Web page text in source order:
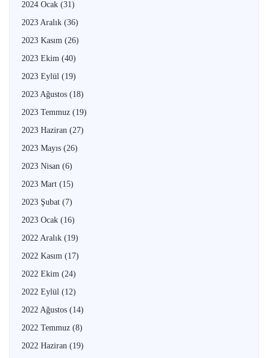
2024 Ocak (31)
2023 Aralık (36)
2023 Kasım (26)
2023 Ekim (40)
2023 Eylül (19)
2023 Ağustos (18)
2023 Temmuz (19)
2023 Haziran (27)
2023 Mayıs (26)
2023 Nisan (6)
2023 Mart (15)
2023 Şubat (7)
2023 Ocak (16)
2022 Aralık (19)
2022 Kasım (17)
2022 Ekim (24)
2022 Eylül (12)
2022 Ağustos (14)
2022 Temmuz (8)
2022 Haziran (19)